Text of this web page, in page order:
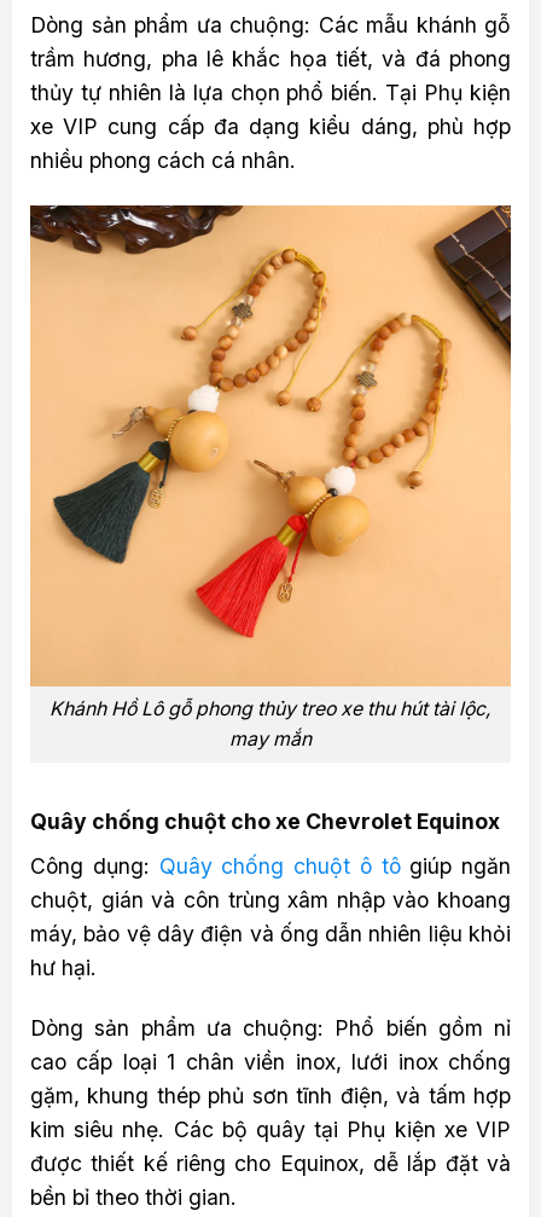
Dòng sản phẩm ưa chuộng: Các mẫu khánh gỗ
trầm hương, pha lê khắc họa tiết, và đá phong
thủy tự nhiên là lựa chọn phổ biến. Tại Phụ kiện
xe VIP cung cấp đa dạng kiểu dáng, phù hợp
nhiều phong cách cá nhân.
Khánh Hồ Lô gỗ phong thủy treo xe thu hút tài lộc,
may mắn
Quây chống chuột cho xe Chevrolet Equinox
Công dụng: Quây chống chuột ô tôgiúp ngăn
chuột, gián và côn trùng xâm nhập vào khoang
máy, bảo vệ dây điện và ống dẫn nhiên liệu khỏi
hư hại.
Dòng sản phẩm ưa chuộng: Phổ biến gồm nỉ
cao cấp loại 1 chân viền inox, lưới inox chống
gặm, khung thép phủ sơn tĩnh điện, và tấm hợp
kim siêu nhẹ. Các bộ quây tại Phụ kiện xe VIP
được thiết kế riêng cho Equinox, dễ lắp đặt và
bền bỉ theo thời gian.